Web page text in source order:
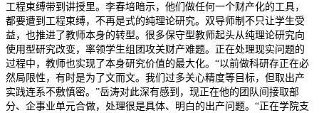
工程束缚带到讲授里。李春培暗示，他们做任何一个财产化的工具，
都要遭到工程束缚，不再是式的纯理论研究。双导师制不只让学生受
益，也推进了教师本身的转型。很多保守型教师起头从纯理论研究向
使用型研究改变，率领学生组团攻关财产难题。正在处理现实问题的
过程中，教师也实现了本身研究价值的最大化。“以前做科研存正在必
然局限性，有时是为了文而文。我们过多关心精度等目标，但取出产
实践连系不敷慎密。”岳涛对此深有感到，现正在他的团队间接取部
分、企事业单元合做，处理很是具体、明白的出产问题。“正在学院支